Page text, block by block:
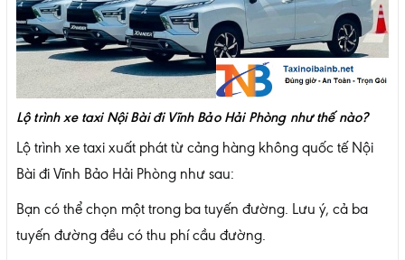
Lộ trình xe taxi Nội Bài đi Vĩnh Bảo Hải Phòng như thế nào?
Lộ trình xe taxi xuất phát từ cảng hàng không quốc tế Nội
Bài đi Vĩnh Bảo Hải Phòng như sau:
Bạn có thể chọn một trong ba tuyến đường. Lưu ý, cả ba
tuyến đường đều có thu phí cầu đường.